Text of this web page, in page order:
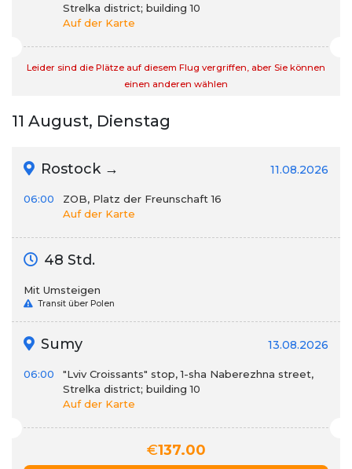
Strelka district; building 10
Auf der Karte
Leider sind die Plätze auf diesem Flug vergriffen, aber Sie können
einen anderen wählen
11 August, Dienstag
Rostock → 11.08.2026
06:00
ZOB, Platz der Freunschaft 16
Auf der Karte
48 Std.
Mit Umsteigen
Transit über Polen
Sumy 13.08.2026
06:00
"Lviv Croissants" stop, 1-sha Naberezhna street,
Strelka district; building 10
Auf der Karte
€137.00